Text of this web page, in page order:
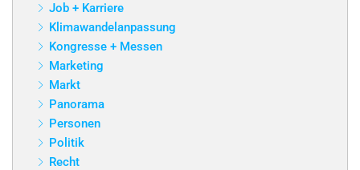
Job + Karriere
Klimawandelanpassung
Kongresse + Messen
Marketing
Markt
Panorama
Personen
Politik
Recht